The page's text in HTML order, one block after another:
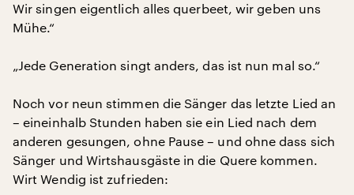
Wir singen eigentlich alles querbeet, wir geben uns
Mühe.“
„Jede Generation singt anders, das ist nun mal so.“
Noch vor neun stimmen die Sänger das letzte Lied an
– eineinhalb Stunden haben sie ein Lied nach dem
anderen gesungen, ohne Pause – und ohne dass sich
Sänger und Wirtshausgäste in die Quere kommen.
Wirt Wendig ist zufrieden: